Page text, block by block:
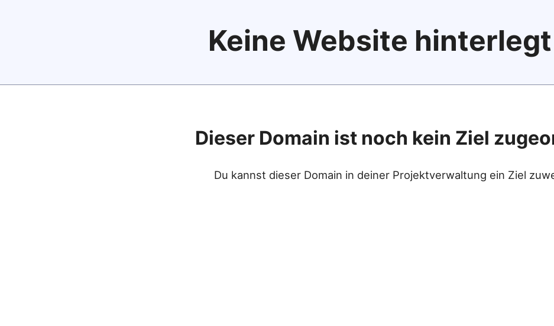
Keine Website
Dieser Domain ist noch kein Ziel
Du kannst dieser Domain in deiner Projektverwaltung ein Ziel